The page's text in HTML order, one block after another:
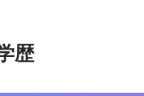
歴